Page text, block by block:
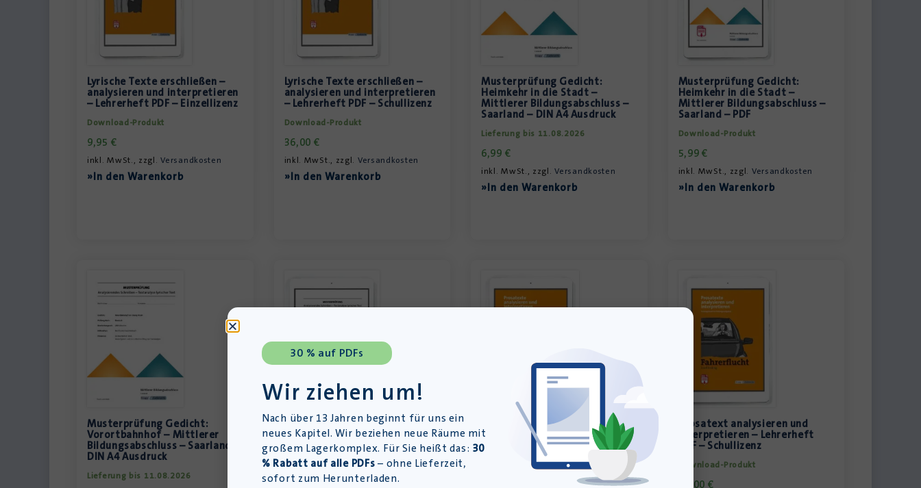
Lyrische Texte erschließen –
analysieren und interpretieren
– Lehrerheft PDF – Einzellizenz
Download-Produkt
9,95 €
inkl. MwSt., zzgl.Versandkosten
»In den Warenkorb
Lyrische Texte erschließen –
analysieren und interpretieren
– Lehrerheft PDF – Schullizenz
Download-Produkt
36,00 €
inkl. MwSt., zzgl. Versandkosten
»In den Warenkorb
Musterprüfung Gedicht:
Heimkehr in die Stadt –
Mittlerer Bildungsabschluss –
Saarland – DIN A4 Ausdruck
Lieferung bis 11.08.2026
6,99 €
inkl. MwSt., zzgl.Versandkosten
»In den Warenkorb
Musterprüfung Gedicht:
Heimkehr in die Stadt –
Mittlerer Bildungsabschluss –
Saarland – PDF
Download-Produkt
5,99 €
inkl. MwSt., zzgl. Versandkosten
»In den Warenkorb
Musterprüfung Gedicht:
Vorortbahnhof – Mittlerer
Bildungsabschluss – Saarland –
DIN A4 Ausdruck
Lieferung bis 11.08.2026
Musterprüfung Gedicht:
Vorortbahnhof – Mittlerer
Bildungsabschluss – Saarland –
PDF
Download-Produkt
Prosatext analysieren und
interpretieren – Lehrerheft
PDF – Einzellizenz
Download-Produkt
Prosatext analysieren und
interpretieren – Lehrerheft
PDF – Schullizenz
Download-Produkt
36,00 €
30 % auf PDFs
Wir ziehen um!
Nach über 13 Jahren beginnt für uns ein
neues Kapitel. Wir beziehen neue Räume mit
großem Lagerkomplex. Für Sie heißt das: 30
% Rabatt auf alle PDFs – ohne Lieferzeit,
sofort zum Herunterladen.